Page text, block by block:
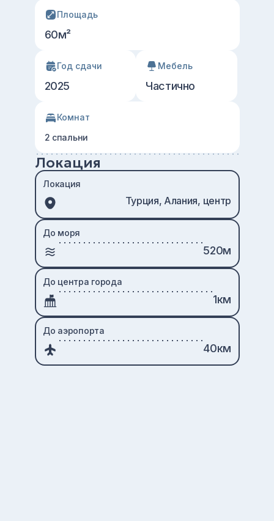
Площадь
60м²
Год сдачи
2025
Мебель
Частично
Комнат
2 спальни
Локация
Локация
Турция, Алания, центр
До моря
520м
До центра города
1км
До аэропорта
40км